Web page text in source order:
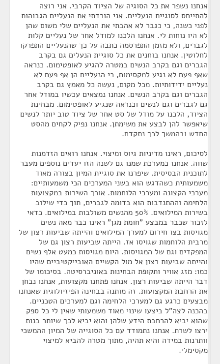
אנחנו נשפר את כל הסוגיה של הציוד הקרבי. אני רוצה
להתייחס לסוגיית הנעליים. אני הורדתי את הנעליים הגבוהות
לפני כשנה, כי כגבר לא אהבתי את הנעליים שלי משום שהן
לא היו נוחות לי. אנחנו הלכנו למודל אחר של נעליים קלות
לגברים, ולא מזמן התפרסמה כתבה על כך שהנעליים התפרקו
לחלוטין. אנחנו בוחנים את כל סוגיית הנעלים גם בקרב
הגברים וגם בקרב הנשים במטרה להגיע לאופטימום. כנראה
שאף פעם לא נגיע למקסימום, כי הנעליים הן אף פעם לא
נעליים ידידותיות. מכל מקום, נעשה כל מאמץ גם בקרב
הגברים וגם בקרב הנשים. אנחנו נמצאים עכשיו במודל אחר
גם לגברים וגם לנשים וכנראה שנגיע לאופטימום. מבחינת
הציוד, הלכנו על מודל של סט אחר של ציוד טוב יותר לנשים
שיאפשר להן לבצע את משימתן. אנחנו נפיק לקחים מהסט
החדש ובהמשך לכך נתקדם.
לסיכום, ראינו מדיניות גיוס ומיצוי. אנחנו רואים הזדמנות
שווה. אנחנו כמערכת שמנו גם לשנה הזו יעדים נוספים מעבר
לתוכנית הבסיסית. שיפרנו את סוגיית המיון בצורה מאוד
משמעותית כשהדגש הוא בשני המערכים הכי משמעותיים:
מערכי הקצונה ומערכי הלוחמות. אורך השירות במקצועות
הלחימה וההתנדבות הוא בדומה לגברים, תוך כדי שילוב
בשירות המילואים. 50% מהנשים משולבות במילואים. כדאי
לזכור שכבר במבצע "חומת מגן" ראינו כבר מאה נשים
מגויסות בצו חירום למערך המילואים והייתה שביעות רצון של
מרבית הלוחמות שגויסו אז. הייתה שביעות רצון גם של
המפקדים וגם של המגויסות. היום מגויסות כמעט אלף נשים
והייתה שביעות רצון אל מול הקשיים האובייקטיביים שהיו
כמו: מזג אוויר ותקופת הבחינות באוניברסיטה. בסיכומו של
דבר הייתה שביעות רצון. אנחנו פתחנו מקצועות, אנחנו נבחן
את הרחבת המקצועות. זה מותנה בבחינה הפיזיולוגית שאנחנו
מבצעים כרגע גם למערכי הלחימה וגם למערכים הטכניים.
בהכנה לצה"ל ביצעו שינוי מאוד משמעותי שאין לי כל ספק
שהוא יביא להרחבת הידע שלהן והוא יביא לכך שיותר בנות
ירצו לשרת. אנחנו נתמודד עם כל הסוגייה של המיון ההמשכי
וותרנות במידה והיא תהיה, מתוך מטרה להביא למיצוי
מקסימלי.